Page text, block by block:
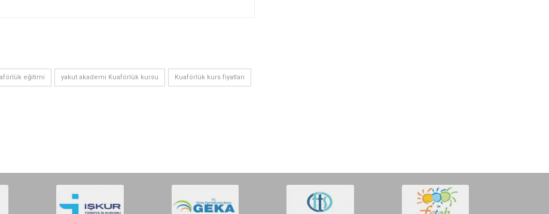
eğitimi yakut akademi Kuaförlük kursu Kuaförlük kurs fiyatları